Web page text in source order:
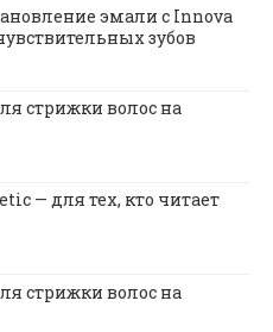
эмали с Innova
зубов
стрижки волос на
— для тех, кто читает
стрижки волос на